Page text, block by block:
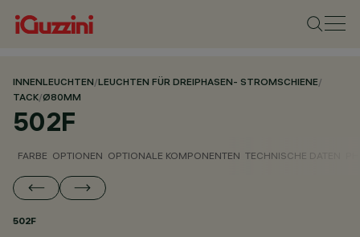
INNENLEUCHTEN/LEUCHTEN FÜR DREIPHASEN- STROMSCHIENE/
TACK/Ø80MM
502F
FARBE OPTIONEN OPTIONALE KOMPONENTEN TECHNISCHE DATEN
502F